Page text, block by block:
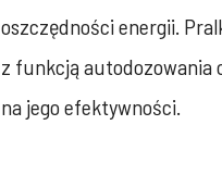
oszczędności energii.
z funkcją autodozowania
na jego efektywności.